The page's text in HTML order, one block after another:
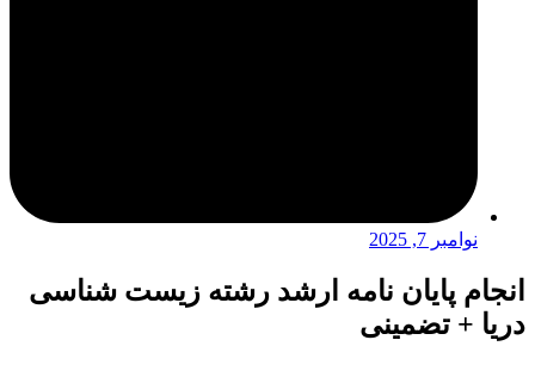
نوامبر 7, 2025
انجام پایان نامه ارشد رشته زیست شناسی
دریا + تضمینی